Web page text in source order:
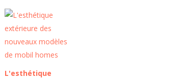
L'esthétique